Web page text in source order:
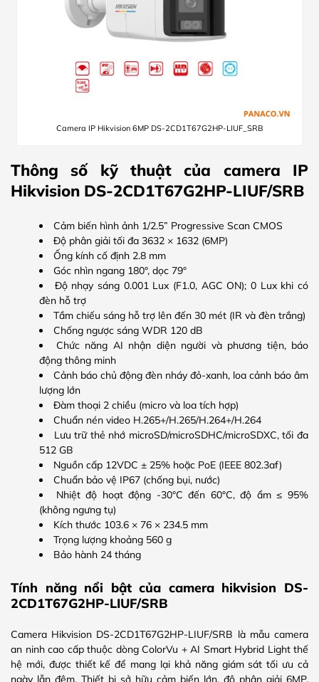
Camera IP Hikvision 6MP DS-2CD1T67G2HP-LIUF_SRB
Thông số kỹ thuật của camera IP
Hikvision DS-2CD1T67G2HP-LIUF/SRB
Cảm biến hình ảnh 1/2.5” Progressive Scan CMOS
Độ phân giải tối đa 3632 × 1632 (6MP)
Ống kính cố định 2.8 mm
Góc nhìn ngang 180°, dọc 79°
Độ nhạy sáng 0.001 Lux (F1.0, AGC ON); 0 Lux khi có
đèn hỗ trợ
Tầm chiếu sáng hỗ trợ lên đến 30 mét (IR và đèn trắng)
Chống ngược sáng WDR 120 dB
Chức năng AI nhận diện người và phương tiện, báo
động thông minh
Cảnh báo chủ động đèn nháy đỏ-xanh, loa cảnh báo âm
lượng lớn
Đàm thoại 2 chiều (micro và loa tích hợp)
Chuẩn nén video H.265+/H.265/H.264+/H.264
Lưu trữ thẻ nhớ microSD/microSDHC/microSDXC, tối đa
512 GB
Nguồn cấp 12VDC ± 25% hoặc PoE (IEEE 802.3af)
Chuẩn bảo vệ IP67 (chống bụi, nước)
Nhiệt độ hoạt động -30°C đến 60°C, độ ẩm ≤ 95%
(không ngưng tụ)
Kích thước 103.6 × 76 × 234.5 mm
Trọng lượng khoảng 560 g
Bảo hành 24 tháng
Tính năng nổi bật của camera hikvision DS-
2CD1T67G2HP-LIUF/SRB
Camera Hikvision DS-2CD1T67G2HP-LIUF/SRB là mẫu camera
an ninh cao cấp thuộc dòng ColorVu + AI Smart Hybrid Light thế
hệ mới, được thiết kế để mang lại khả năng giám sát tối ưu cả
ngày lẫn đêm. Thiết bị sở hữu cảm biến lớn, độ phân giải 6MP,